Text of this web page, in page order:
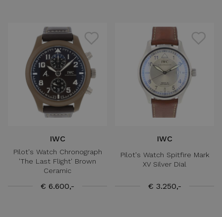
IWC
Pilot's Watch Chronograph
'The Last Flight' Brown
Ceramic
€ 6.600,-
IWC
Pilot's Watch Spitfire Mark
XV Silver Dial
€ 3.250,-